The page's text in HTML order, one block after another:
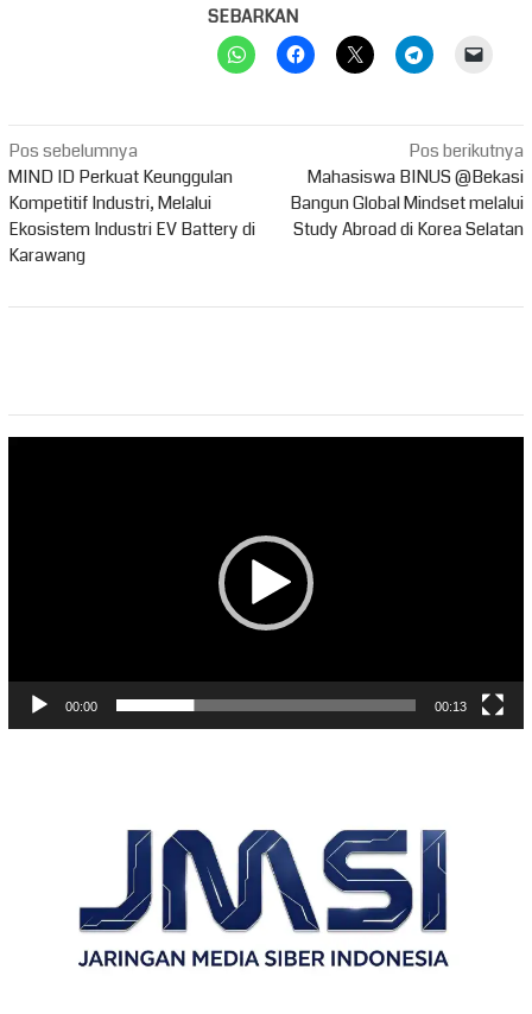
SEBARKAN
Navigasi
pos
Pos sebelumnya
MIND ID Perkuat Keunggulan
Kompetitif Industri, Melalui
Ekosistem Industri EV Battery di
Karawang
Pos berikutnya
Mahasiswa BINUS @Bekasi
Bangun Global Mindset melalui
Study Abroad di Korea Selatan
00:00 00:13